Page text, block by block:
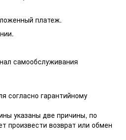
платеж.
самообслуживания
согласно гарантийному
указаны две причины, по
произвести возврат или обмен